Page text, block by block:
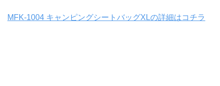
MFK-1004 キャンピングシートバッグXLの詳細はコチラ